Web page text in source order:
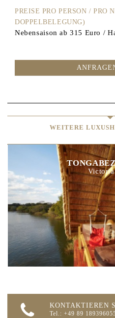
PREISE PRO PERSON / PRO
DOPPELBELEGUNG)
Nebensaison ab 315 Euro /
WEITERE
KONTAKTIEREN
Tel.: +49 89